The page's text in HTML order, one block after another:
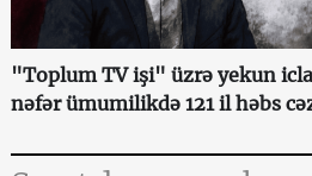
"Toplum TV işi" üzrə yekun
nəfər ümumilikdə 121 il həbs